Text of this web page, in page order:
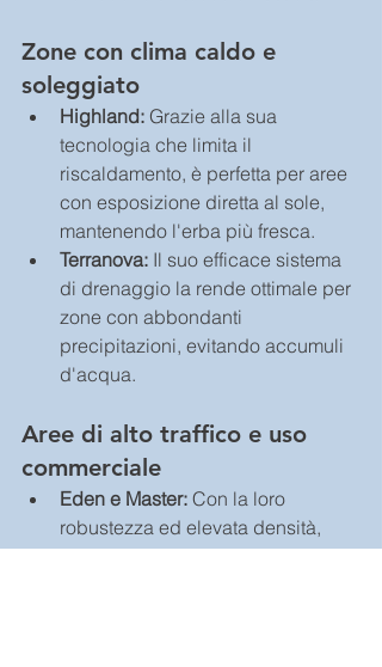
Zone con clima caldo e
soleggiato
Highland: Grazie alla sua
tecnologia che limita il
riscaldamento, è perfetta per aree
con esposizione diretta al sole,
mantenendo l'erba più fresca.
Terranova: Il suo efficace sistema
di drenaggio la rende ottimale per
zone con abbondanti
precipitazioni, evitando accumuli
d'acqua.
Aree di alto traffico e uso
commerciale
Eden e Master: Con la loro
robustezza ed elevata densità,
sono adatte per aree commerciali